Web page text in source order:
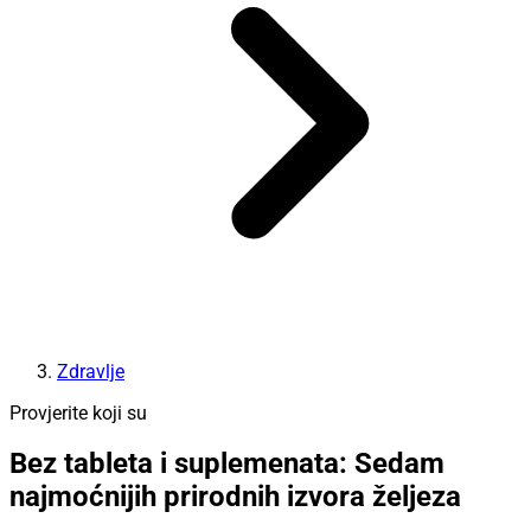
Zdravlje
Provjerite koji su
Bez tableta i suplemenata: Sedam
najmoćnijih prirodnih izvora željeza